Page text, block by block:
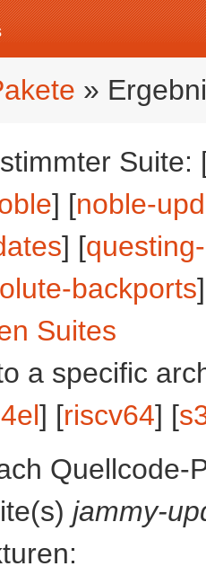
»
Suite:
] [noble-
] [
backports
Suites
a specific
] [riscv64] [
jammy-